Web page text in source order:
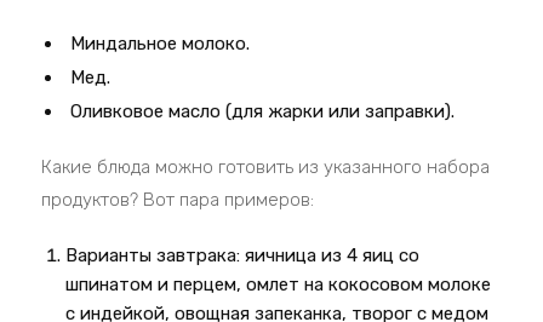
Миндальное молоко.
Мед.
Оливковое масло (для жарки или заправки).
Какие блюда можно готовить из указанного набора
продуктов? Вот пара примеров:
Варианты завтрака: яичница из 4 яиц со
шпинатом и перцем, омлет на кокосовом молоке
с индейкой, овощная запеканка, творог с медом